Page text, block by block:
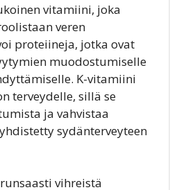
vitamiini, joka
veren
proteiineja, jotka ovat
muodostumiselle
K-vitamiini
terveydelle, sillä se
ja vahvistaa
sydänterveyteen
vihreistä